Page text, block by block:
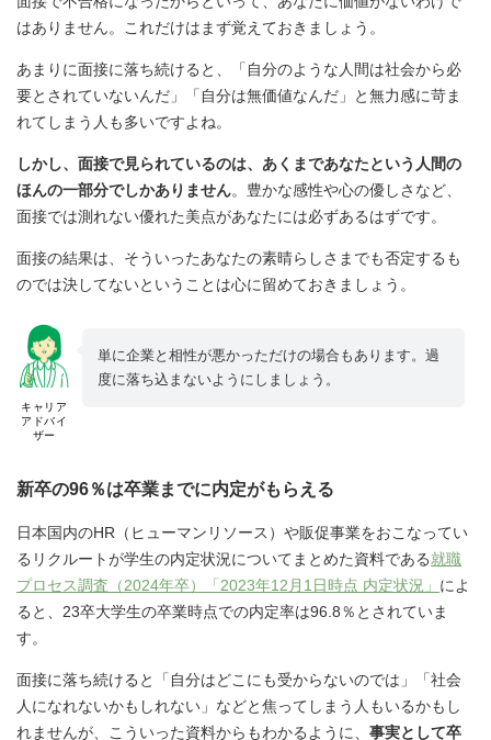
はありません。これだけはまず覚えておきましょう。
あまりに面接に落ち続けると、「自分のような人間は社会から必
要とされていないんだ」「自分は無価値なんだ」と無力感に苛ま
れてしまう人も多いですよね。
しかし、面接で見られているのは、あくまであなたという人間の
ほんの一部分でしかありません。豊かな感性や心の優しさなど、
面接では測れない優れた美点があなたには必ずあるはずです。
面接の結果は、そういったあなたの素晴らしさまでも否定するも
のでは決してないということは心に留めておきましょう。
キャリア
アドバイ
ザー
単に企業と相性が悪かっただけの場合もあります。過
度に落ち込まないようにしましょう。
新卒の96％は卒業までに内定がもらえる
日本国内のHR（ヒューマンリソース）や販促事業をおこなってい
るリクルートが学生の内定状況についてまとめた資料である就職
プロセス調査（2024年卒）「2023年12月1日時点 内定状況」 によ
ると、23卒大学生の卒業時点での内定率は96.8％とされていま
す。
面接に落ち続けると「自分はどこにも受からないのでは」「社会
人になれないかもしれない」などと焦ってしまう人もいるかもし
れませんが、こういった資料からもわかるように、 事実として卒